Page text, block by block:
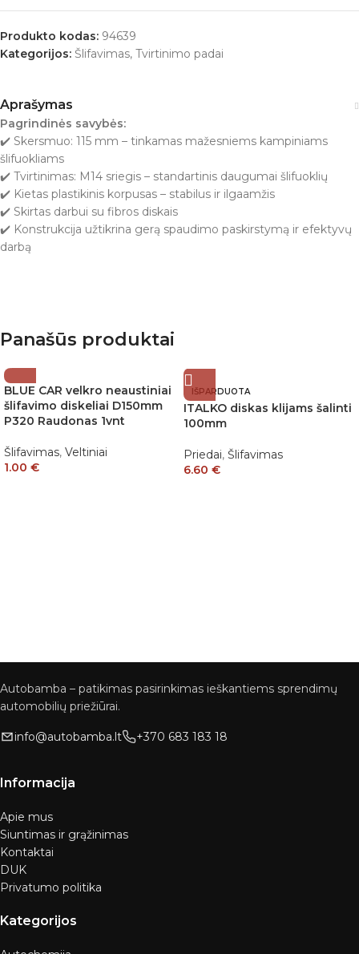
Produkto kodas: 94639
Kategorijos: Šlifavimas, Tvirtinimo padai
Aprašymas
Pagrindinės savybės:
✔️ Skersmuo: 115 mm – tinkamas mažesniems kampiniams
šlifuokliams
✔️ Tvirtinimas: M14 sriegis – standartinis daugumai šlifuoklių
✔️ Kietas plastikinis korpusas – stabilus ir ilgaamžis
✔️ Skirtas darbui su fibros diskais
✔️ Konstrukcija užtikrina gerą spaudimo paskirstymą ir efektyvų
darbą
Panašūs produktai
BLUE CAR velkro neaustiniai
šlifavimo diskeliai D150mm
P320 Raudonas 1vnt
Šlifavimas, Veltiniai
1.00 €
IŠPARDUOTA
ITALKO diskas klijams šalinti
100mm
Priedai, Šlifavimas
6.60 €
Autobamba – patikimas pasirinkimas ieškantiems sprendimų
automobilių priežiūrai.
info@autobamba.lt +370 683 183 18
Informacija
Apie mus
Siuntimas ir grąžinimas
Kontaktai
DUK
Privatumo politika
Kategorijos